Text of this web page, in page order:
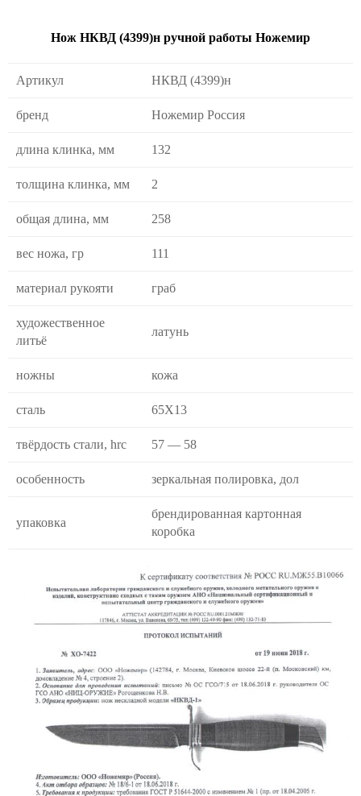
Нож НКВД (4399)н ручной работы Ножемир
Артикул НКВД (4399)н
бренд Ножемир Россия
длина клинка, мм 132
толщина клинка, мм 2
общая длина, мм 258
вес ножа, гр 111
материал рукояти граб
художественное
литьё
латунь
ножны кожа
сталь 65Х13
твёрдость стали, hrc 57 — 58
особенность зеркальная полировка, дол
упаковка
брендированная картонная
коробка